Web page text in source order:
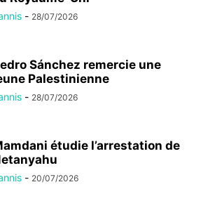
- 28/07/2026
Sánchez remercie une
Palestinienne
- 28/07/2026
étudie l’arrestation de
- 20/07/2026